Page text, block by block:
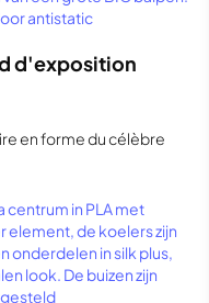
d'exposition
en forme du célèbre